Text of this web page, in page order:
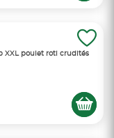
XXL poulet roti crudités